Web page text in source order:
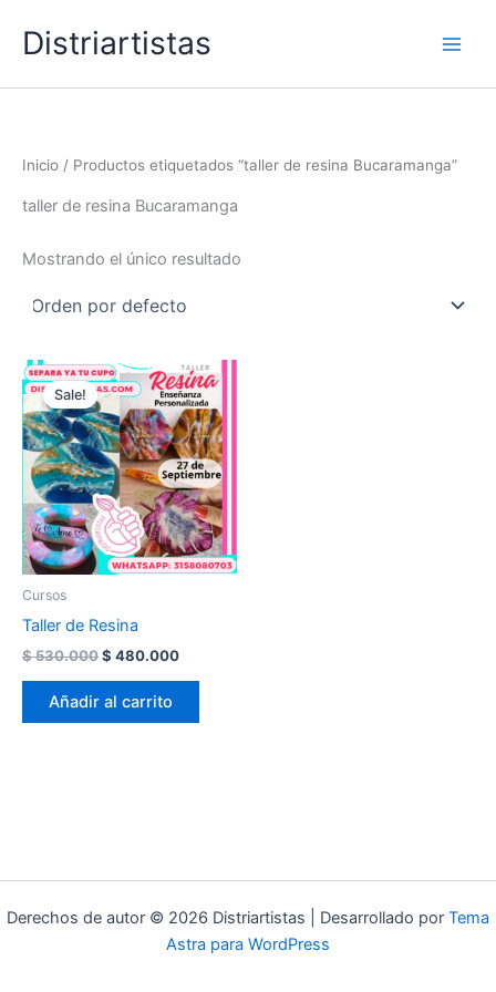
Distriartistas
Inicio / Productos etiquetados “taller de resina Bucaramanga”
taller de resina Bucaramanga
Mostrando el único resultado
Sale!
Cursos
Taller de Resina
$530.000Original
was:
$ 530.000.
$ 480.000Current
Añadir al carrito
Derechos de autor © 2026 Distriartistas | Desarrollado por Tema
Astra para WordPress